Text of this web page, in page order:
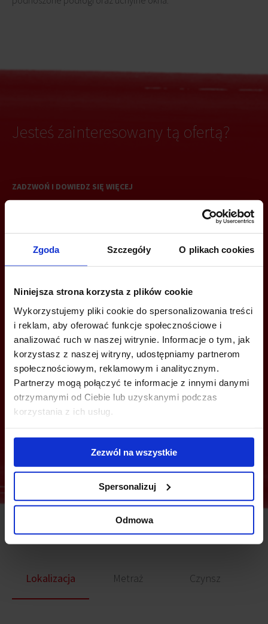
Zgoda Szczegóły O plikach cookies
Niniejsza strona korzysta z plików cookie
Wykorzystujemy pliki cookie do spersonalizowania treści
i reklam, aby oferować funkcje społecznościowe i
analizować ruch w naszej witrynie. Informacje o tym, jak
korzystasz z naszej witryny, udostępniamy partnerom
społecznościowym, reklamowym i analitycznym.
Partnerzy mogą połączyć te informacje z innymi danymi
otrzymanymi od Ciebie lub uzyskanymi podczas
korzystania z ich usług.
Zezwól na wszystkie
Spersonalizuj
Odmowa
Jesteś zainteresowany tą ofertą?
ZADZWOŃ I DOWIEDZ SIĘ WIĘCEJ
MOŻESZ TEŻ ZOSTAWIĆ SWÓJ NUMER, A MY SKONTAKTUJEMY SIĘ
Z TOBĄ
Wyślij
Podobne biura
Lokalizacja Metraż Czynsz